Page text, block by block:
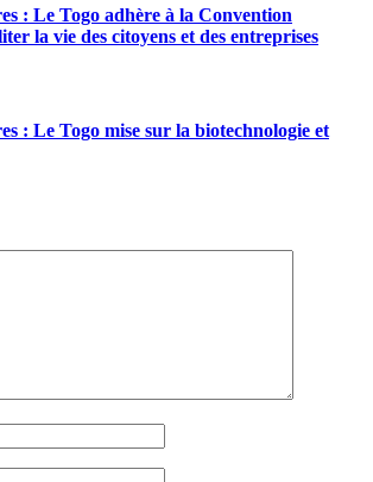
: Le Togo adhère à la Convention
la vie des citoyens et des entreprises
: Le Togo mise sur la biotechnologie et